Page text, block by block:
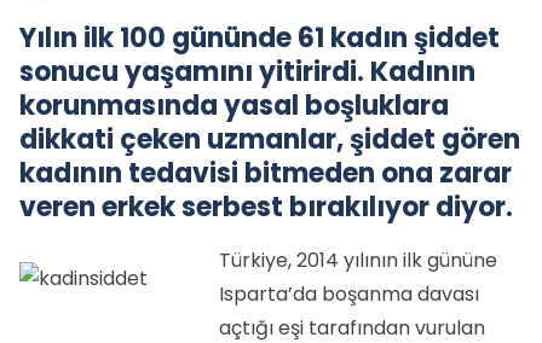
Yılın ilk 100 gününde 61 kadın şiddet
sonucu yaşamını yitirirdi. Kadının
korunmasında yasal boşluklara
dikkati çeken uzmanlar, şiddet gören
kadının tedavisi bitmeden ona zarar
veren erkek serbest bırakılıyor diyor.
Türkiye, 2014 yılının ilk gününe
Isparta’da boşanma davası
açtığı eşi tarafından vurulan